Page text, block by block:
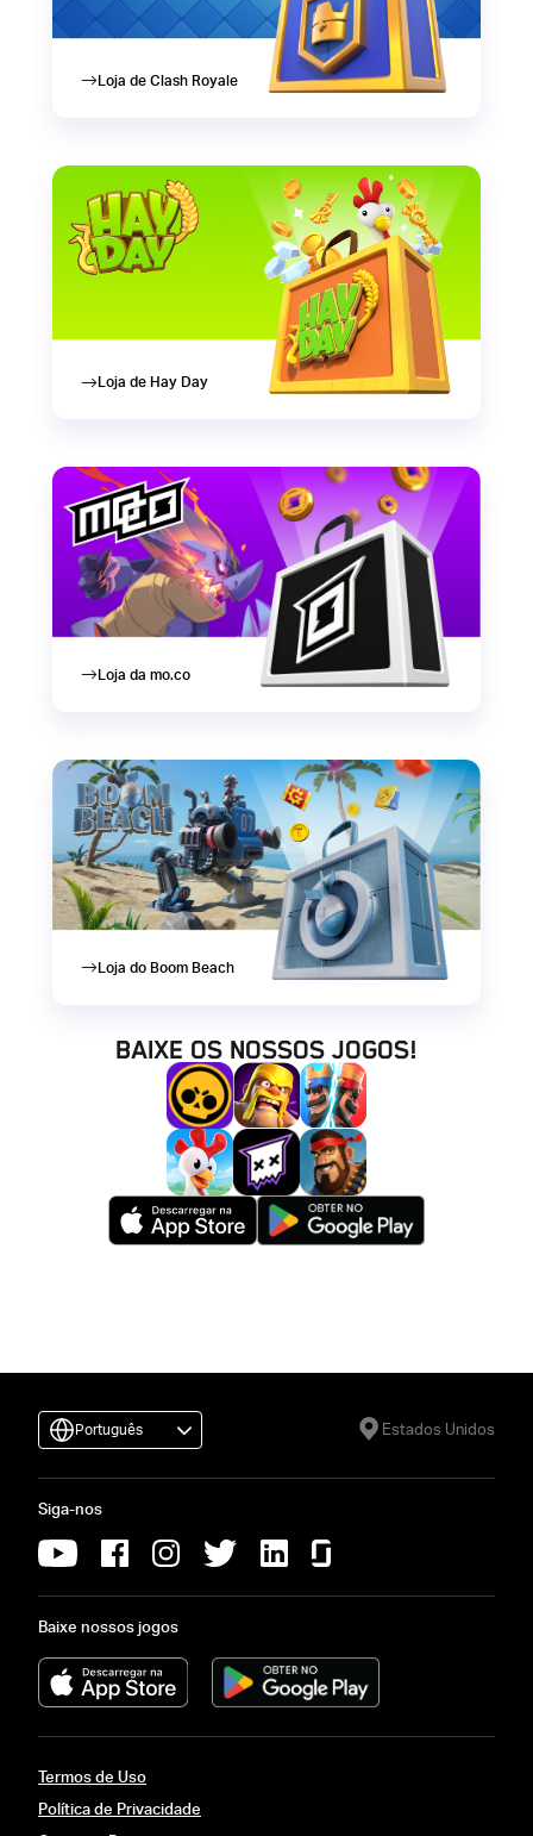
Loja de Clash Royale
Loja de Hay Day
Loja da mo.co
Loja do Boom Beach
Baixe os nossos jogos!
Português Estados Unidos
Siga-nos
Baixe nossos jogos
Termos de Uso
Política de Privacidade